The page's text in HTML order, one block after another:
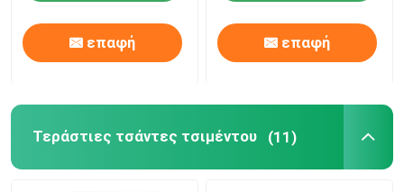
επαφή επαφή
Τεράστιες τσάντες τσιμέντου (11)